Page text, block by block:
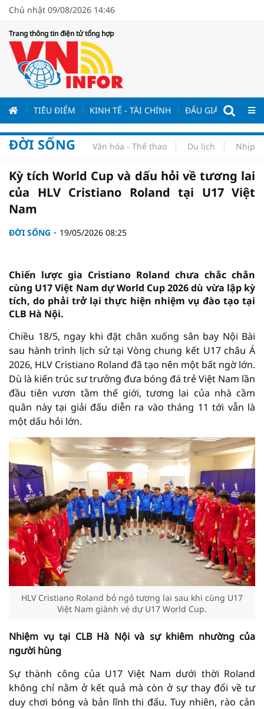
Chủ nhật 09/08/2026 14:46
Trang thông tin điện tử tổng hợp
TIÊU ĐIỂM KINH TẾ - TÀI CHÍNH ĐẤU GIÁ - ĐẤU
ĐỜI SỐNG Văn hóa - Thể thao Du lịch Nhịp
Kỳ tích World Cup và dấu hỏi về tương lai
của HLV Cristiano Roland tại U17 Việt
Nam
ĐỜI SỐNG 19/05/2026 08:25
Chiến lược gia Cristiano Roland chưa chắc chắn
cùng U17 Việt Nam dự World Cup 2026 dù vừa lập kỳ
tích, do phải trở lại thực hiện nhiệm vụ đào tạo tại
CLB Hà Nội.
Chiều 18/5, ngay khi đặt chân xuống sân bay Nội Bài
sau hành trình lịch sử tại Vòng chung kết U17 châu Á
2026, HLV Cristiano Roland đã tạo nên một bất ngờ lớn.
Dù là kiến trúc sư trưởng đưa bóng đá trẻ Việt Nam lần
đầu tiên vươn tầm thế giới, tương lai của nhà cầm
quân này tại giải đấu diễn ra vào tháng 11 tới vẫn là
một dấu hỏi lớn.
HLV Cristiano Roland bỏ ngỏ tương lai sau khi cùng U17
Việt Nam giành vé dự U17 World Cup.
Nhiệm vụ tại CLB Hà Nội và sự khiêm nhường của
người hùng
Sự thành công của U17 Việt Nam dưới thời Roland
không chỉ nằm ở kết quả mà còn ở sự thay đổi về tư
duy chơi bóng và bản lĩnh thi đấu. Tuy nhiên, rào cản